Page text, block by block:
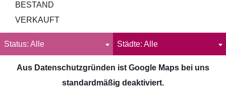
KARRIERE
KONTAKT
DE EN
BESTAND
VERKAUFT
Status: Alle Städte: Alle
Aus Datenschutzgründen ist Google Maps bei uns
standardmäßig deaktiviert.